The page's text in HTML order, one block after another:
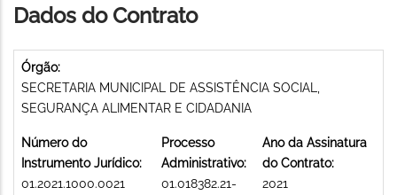
Dados do Contrato
Órgão:
SECRETARIA MUNICIPAL DE ASSISTÊNCIA SOCIAL,
SEGURANÇA ALIMENTAR E CIDADANIA
Número do
Instrumento Jurídico:
01.2021.1000.0021
Processo
Administrativo:
01.018382.21-
Ano da Assinatura
do Contrato:
2021